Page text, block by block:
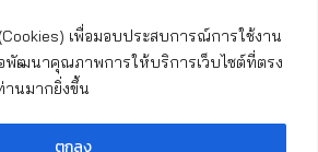
เพื่อมอบประสบการณ์การใช้งาน
พัฒนาคุณภาพการให้บริการเว็บไซต์ที่ตรง
านมากยิ่งขึ้น
ตกลง
ม
งใหม่
วัดที่สําคัญ